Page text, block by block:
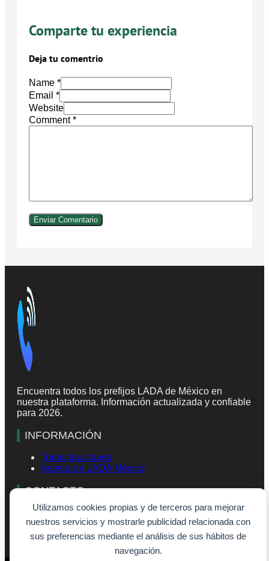
Comparte tu experiencia
Deja tu comentrio
Name *
Email *
Website
Comment*
Encuentra todos los prefijos LADA de México en
nuestra plataforma. Información actualizada y confiable
para 2026.
INFORMACIÓN
Todas las claves
Acerca de LADA México
CONTACTO
info@lada-mexico.com
Formulario de contacto
Utilizamos cookies propias y de terceros para mejorar
nuestros servicios y mostrarle publicidad relacionada con
sus preferencias mediante el análisis de sus hábitos de
navegación.